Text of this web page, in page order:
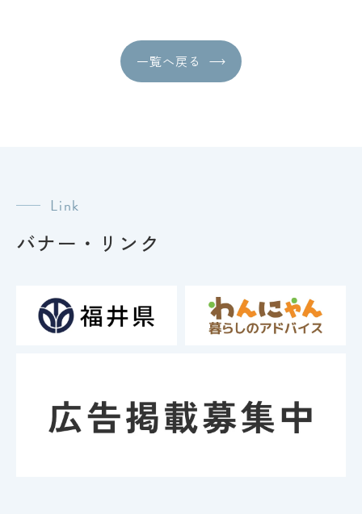
一覧へ戻る
Link
バナー・リンク